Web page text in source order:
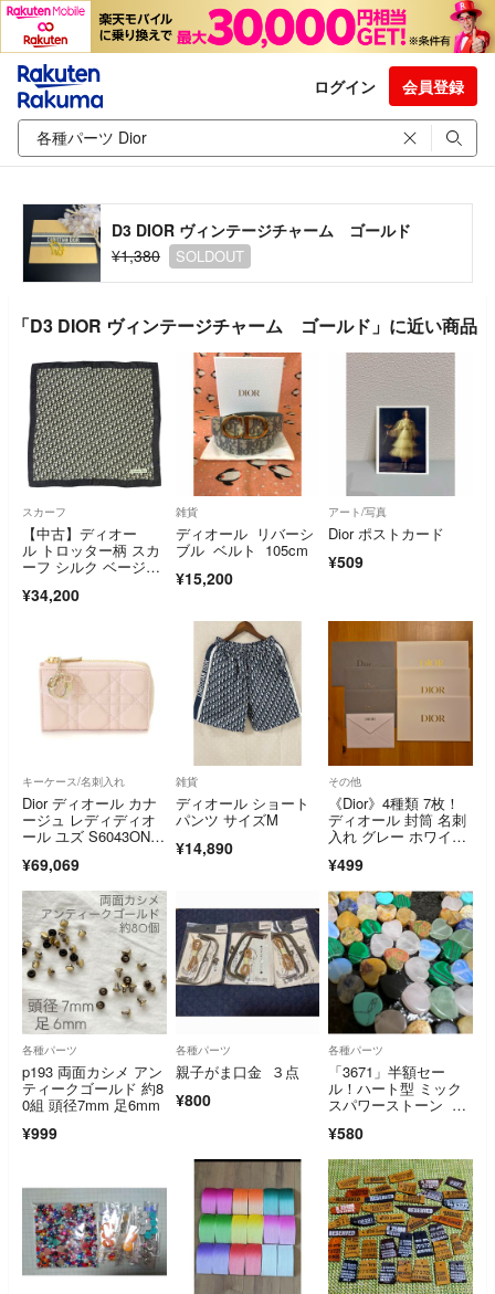
ログイン 会員登録
D3 DIOR ヴィンテージチャーム ゴールド
¥1,380
SOLDOUT
「D3 DIOR ヴィンテージチャーム ゴールド」に近い商品
スカーフ
【中古】ディオー
ル トロッター柄 スカ
ーフ シルク ベージュ
8920bt
¥34,200
雑貨
ディオール リバーシ
ブル ベルト 105cm
¥15,200
アート/写真
Dior ポストカード
¥509
キーケース/名刺入れ
Dior ディオール カナ
ージュ レディディオ
ール ユズ S6043ONM
ラムスキン ピンクベ
ージュ/GP レディー
ス【中古】434
¥69,069
雑貨
ディオール ショート
パンツ サイズM
¥14,890
その他
《Dior》4種類 7枚！
ディオール 封筒 名刺
入れ グレー ホワイ
¥499
各種パーツ
p193 両面カシメ アン
ティークゴールド 約8
0組 頭径7mm 足6mm
¥999
各種パーツ
親子がま口金 ３点
¥800
各種パーツ
「3671」半額セー
ル！ハート型 ミック
スパワーストーン 10
¥580